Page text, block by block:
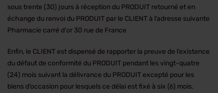
sous trente (30) jours à réception du PRODUIT retourné et en
échange du renvoi du PRODUIT par le CLIENT à l’adresse suivante
Pharmacie carré d'or 30 rue de France
Enfin, le CLIENT est dispensé de rapporter la preuve de l’existence
du défaut de conformité du PRODUIT pendant les vingt-quatre
(24) mois suivant la délivrance du PRODUIT excepté pour les
biens d’occasion pour lesquels ce délai est fixé à six (6) mois.